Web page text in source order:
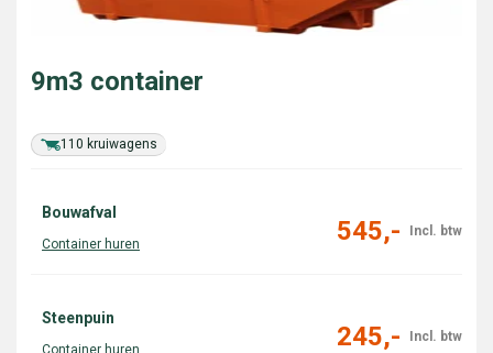
110 kruiwagens
9m3 container
Bouwafval
545,-
Steenpuin
245,-